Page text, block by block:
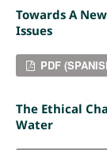
Towards A
Issues
PDF
The Ethical
Water